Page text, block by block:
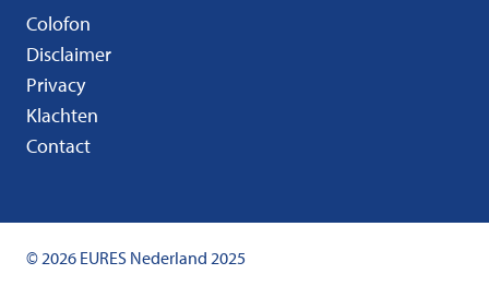
Colofon
Disclaimer
Privacy
Klachten
Contact
© 2026 EURES Nederland 2025